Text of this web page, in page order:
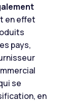
en effet
pays,
se
en